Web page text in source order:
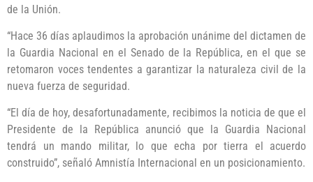
de la Unión.
“Hace 36 días aplaudimos la aprobación unánime del dictamen de
la Guardia Nacional en el Senado de la República, en el que se
retomaron voces tendentes a garantizar la naturaleza civil de la
nueva fuerza de seguridad.
“El día de hoy, desafortunadamente, recibimos la noticia de que el
Presidente de la República anunció que la Guardia Nacional
tendrá un mando militar, lo que echa por tierra el acuerdo
construido”, señaló Amnistía Internacional en un posicionamiento.